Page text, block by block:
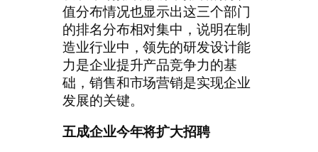
值分布情况也显示出这三个部门
的排名分布相对集中，说明在制
造业行业中，领先的研发设计能
力是企业提升产品竞争力的基
础，销售和市场营销是实现企业
发展的关键。
五成企业今年将扩大招聘